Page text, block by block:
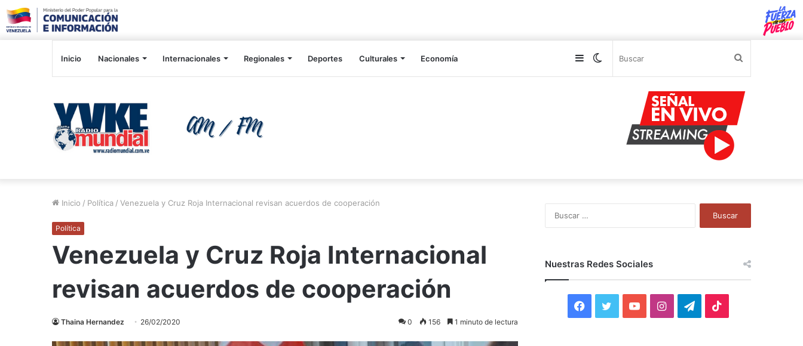
Inicio Nacionales Internacionales Regionales Deportes Culturales Economía Switch
Sidebar
Inicio / Política / Venezuela y Cruz Roja Internacional revisan acuerdos de cooperación
Política
Venezuela y Cruz Roja Internacional
revisan acuerdos de cooperación
Thaina Hernandez 26/02/2020 0 156 1 minuto de lectura
Nuestras Redes Sociales
F
Y
I
T